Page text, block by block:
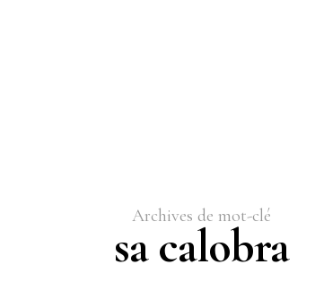
Archives de mot-clé
sa calobra